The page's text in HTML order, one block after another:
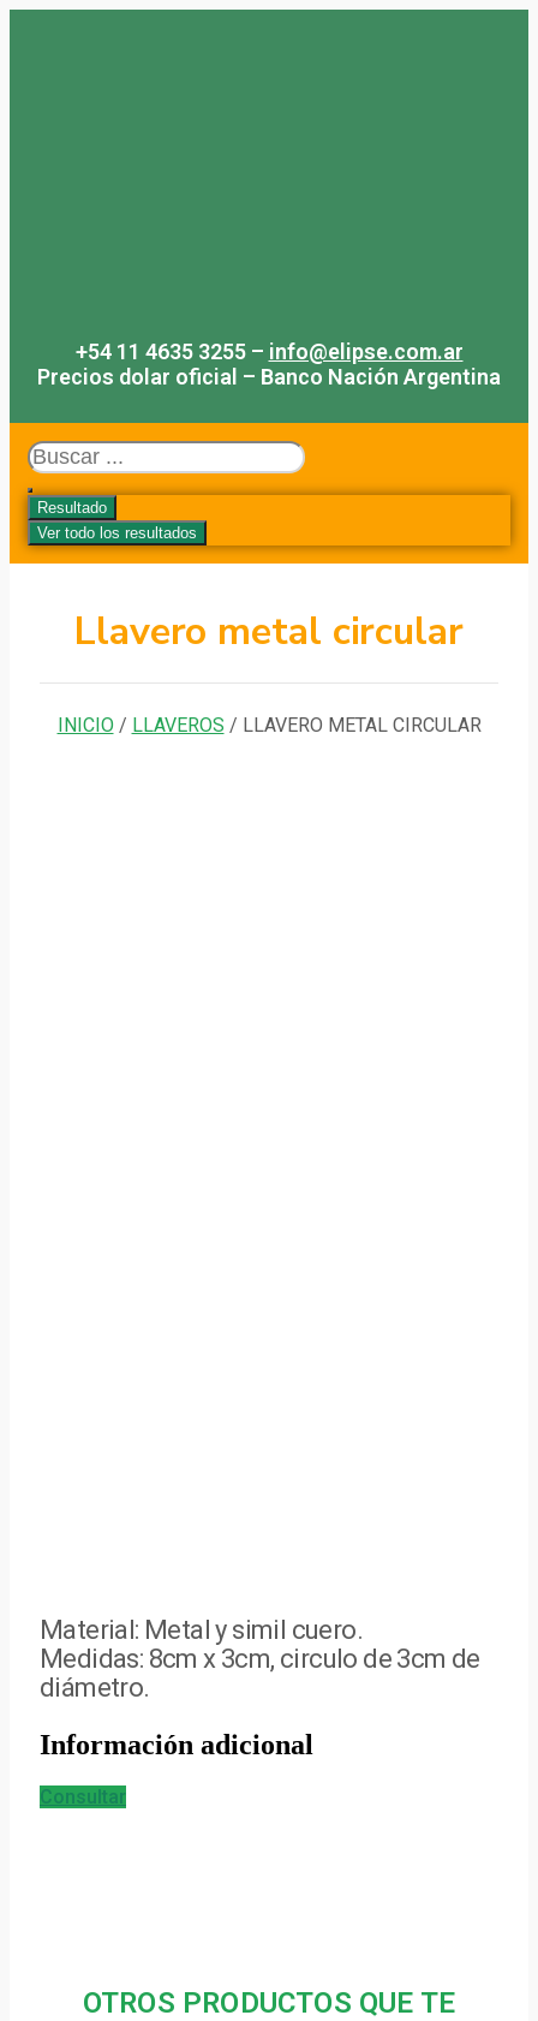
+54 11 4635 3255 – info@elipse.com.ar
Precios dolar oficial – Banco Nación Argentina
Search
...
Resultado
Ver todo los resultados
Llavero metal circular
INICIO/ LLAVEROS / LLAVERO METAL CIRCULAR
Material: Metal y simil cuero.
Medidas: 8cm x 3cm, circulo de 3cm de
diámetro.
Información adicional
Consultar
OTROS PRODUCTOS QUE TE